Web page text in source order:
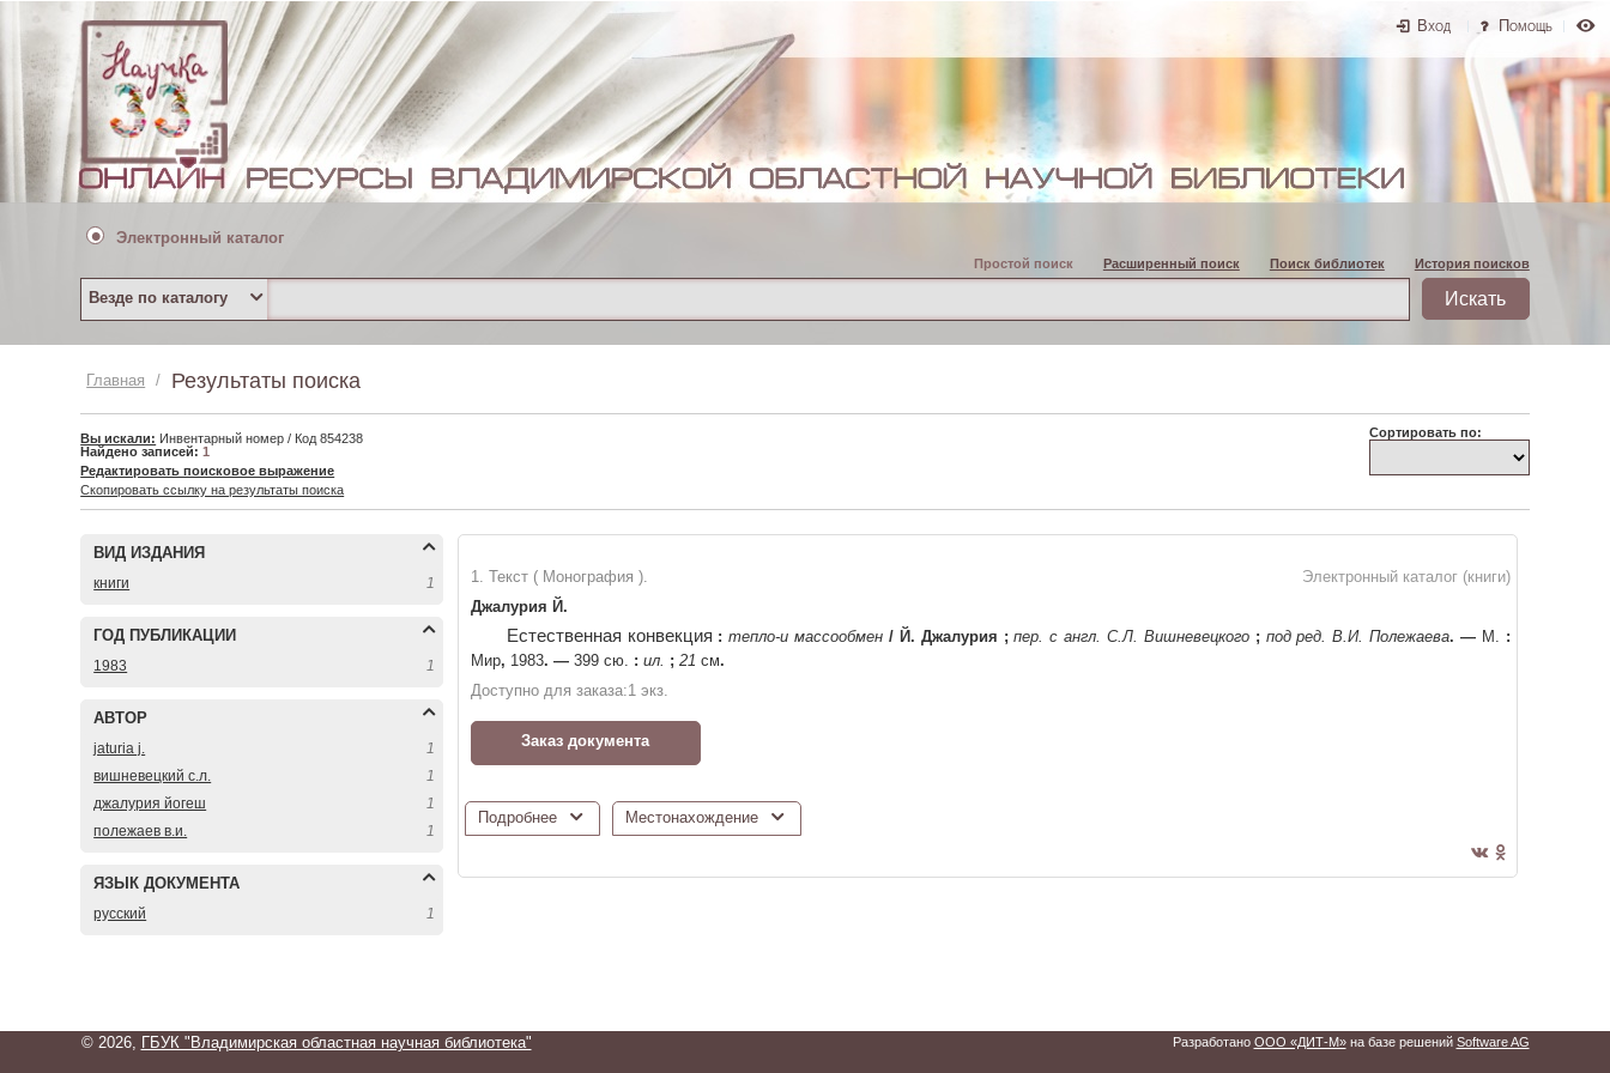
Вход Помощь
Электронный каталог
Простой поиск Расширенный поиск Поиск библиотек История поисков
Везде по каталогу
Главная / Результаты поиска
Сортировать по:
Вы искали: Инвентарный номер / Код 854238
Найдено записей:1
Редактировать поисковое выражение
Скопировать ссылку на результаты поиска
ВИД ИЗДАНИЯ
книги 1
ГОД ПУБЛИКАЦИИ
1983 1
АВТОР
jaturia j.
1
вишневецкий с.л.
1
джалурия йогеш
1
полежаев в.и.
1
ЯЗЫК ДОКУМЕНТА
русский 1
Электронный каталог (книги)
1. Текст ( Монография ).
Джалурия Й.
Естественная конвекция : тепло-и массообмен / Й. Джалурия ; пер. с англ. С.Л. Вишневецкого ; под ред. В.И. Полежаева. — М. :
Мир, 1983. —399 сю. : ил. ; 21 см.
Доступно для заказа:1 экз.
Заказ документа
Подробнее Местонахождение
© 2026, ГБУК "Владимирская областная научная библиотека" Разработано ООО «ДИТ-М» на базе решений Software AG